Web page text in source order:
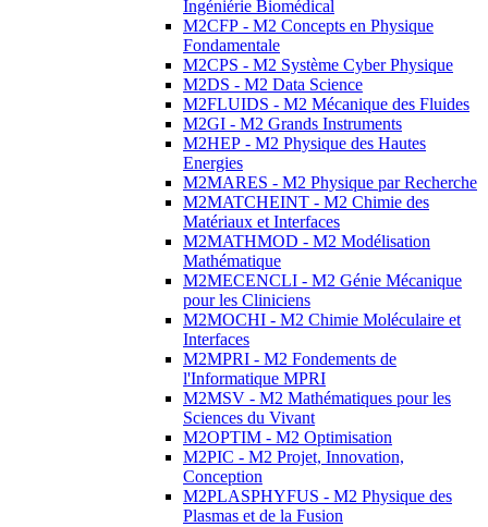
Ingéniérie Biomédical
M2CFP - M2 Concepts en Physique
Fondamentale
M2CPS - M2 Système Cyber Physique
M2DS - M2 Data Science
M2FLUIDS - M2 Mécanique des Fluides
M2GI - M2 Grands Instruments
M2HEP - M2 Physique des Hautes
Energies
M2MARES - M2 Physique par Recherche
M2MATCHEINT - M2 Chimie des
Matériaux et Interfaces
M2MATHMOD - M2 Modélisation
Mathématique
M2MECENCLI - M2 Génie Mécanique
pour les Cliniciens
M2MOCHI - M2 Chimie Moléculaire et
Interfaces
M2MPRI - M2 Fondements de
l'Informatique MPRI
M2MSV - M2 Mathématiques pour les
Sciences du Vivant
M2OPTIM - M2 Optimisation
M2PIC - M2 Projet, Innovation,
Conception
M2PLASPHYFUS - M2 Physique des
Plasmas et de la Fusion